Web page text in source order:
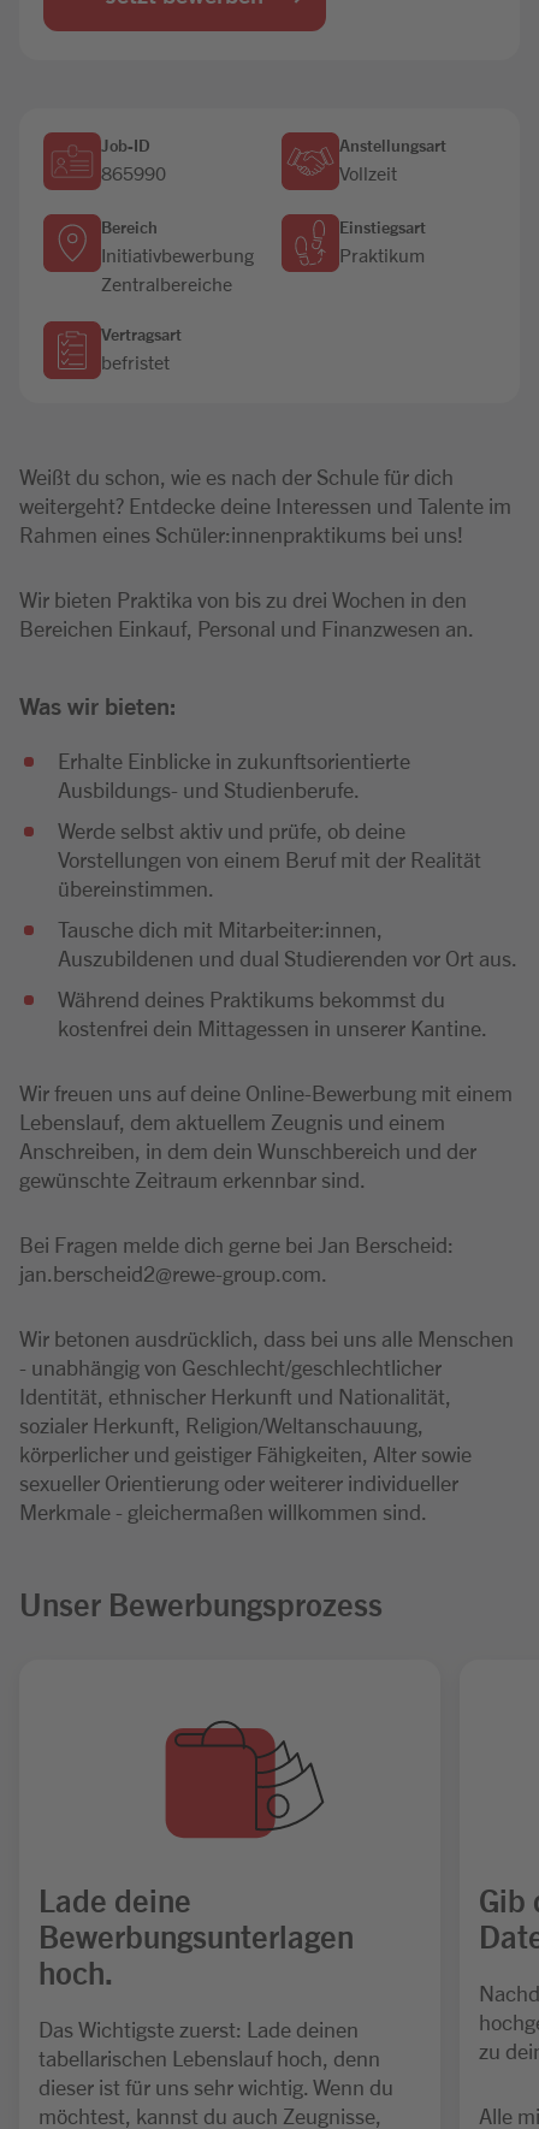
Jobbörse
Job-ID
865990
Anstellungsart
Vollzeit
Bereich
Initiativbewerbung
Zentralbereiche
Einstiegsart
Praktikum
Vertragsart
befristet
Weißt du schon, wie es nach der Schule für dich
weitergeht? Entdecke deine Interessen und Talente im
Rahmen eines Schüler:innenpraktikums bei uns!
Wir bieten Praktika von bis zu drei Wochen in den
Bereichen Einkauf, Personal und Finanzwesen an.
Was wir bieten:
Erhalte Einblicke in zukunftsorientierte
Ausbildungs- und Studienberufe.
Werde selbst aktiv und prüfe, ob deine
Vorstellungen von einem Beruf mit der Realität
übereinstimmen.
Tausche dich mit Mitarbeiter:innen,
Auszubildenen und dual Studierenden vor Ort aus.
Während deines Praktikums bekommst du
kostenfrei dein Mittagessen in unserer Kantine.
Wir freuen uns auf deine Online-Bewerbung mit einem
Lebenslauf, dem aktuellem Zeugnis und einem
Anschreiben, in dem dein Wunschbereich und der
gewünschte Zeitraum erkennbar sind.
Bei Fragen melde dich gerne bei Jan Berscheid:
jan.berscheid2@rewe-group.com.
Wir betonen ausdrücklich, dass bei uns alle Menschen
- unabhängig von Geschlecht/geschlechtlicher
Identität, ethnischer Herkunft und Nationalität,
sozialer Herkunft, Religion/Weltanschauung,
körperlicher und geistiger Fähigkeiten, Alter sowie
sexueller Orientierung oder weiterer individueller
Merkmale - gleichermaßen willkommen sind.
Unser Bewerbungsprozess
Lade deine
Bewerbungsunterlagen
hoch.
Das Wichtigste zuerst: Lade deinen
tabellarischen Lebenslauf hoch, denn
dieser ist für uns sehr wichtig. Wenn du
möchtest, kannst du auch Zeugnisse,
Gib
zu
Alle